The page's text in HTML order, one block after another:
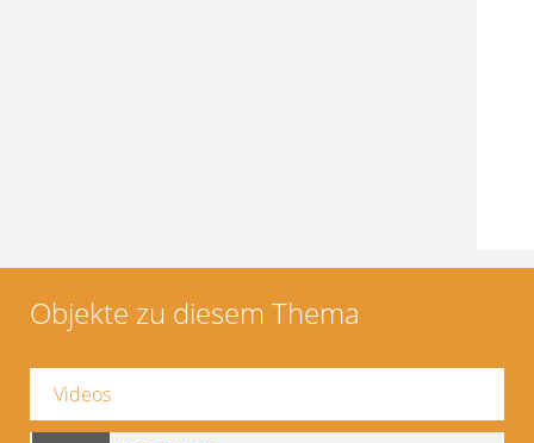
Objekte zu diesem Thema
Videos